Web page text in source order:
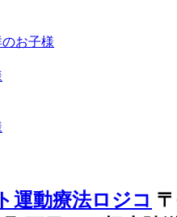
お子様